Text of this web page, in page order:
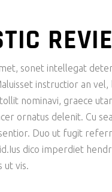
sonet intellegat
instructior an
nominavi, graece
ornatus delenit. Cu
Duo ut fugit
dico imperdiet
ut vis.